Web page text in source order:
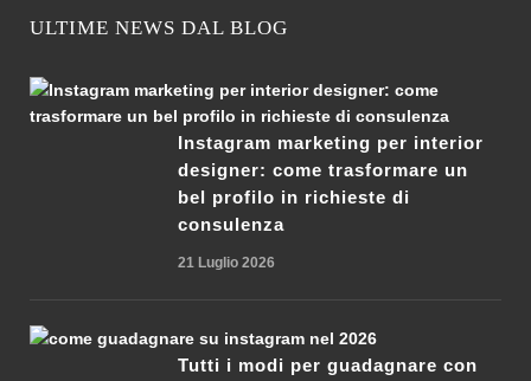
ULTIME NEWS DAL BLOG
Instagram marketing per interior
designer: come trasformare un
bel profilo in richieste di
consulenza
21 Luglio 2026
Tutti i modi per guadagnare con